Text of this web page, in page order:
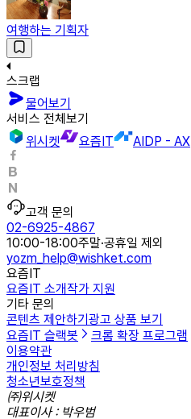
여행하는 기획자
스크랩
물어보기
서비스 전체보기
위시켓
요즘IT AIDP - AX
고객 문의
02-6925-4867
10:00-18:00주말·공휴일 제외
yozm_help@wishket.com
요즘IT
요즘IT 소개작가 지원
기타 문의
콘텐츠 제안하기 광고 상품 보기
요즘IT 슬랙봇
크롬 확장 프로그램
이용약관
개인정보 처리방침
청소년보호정책
㈜위시켓
대표이사 : 박우범